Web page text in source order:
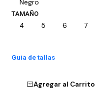
Negro
TAMAÑO
4 5 6 7
Guía de tallas
Agregar al Carrito